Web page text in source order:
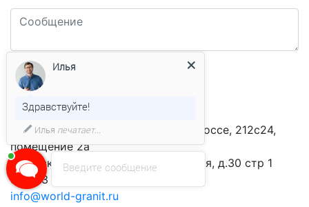
Принимаю условия
конфиденциальности
Контакты
г. Санкт-Петербург, Выборгское шоссе, 212с24,
помещение 2а
г. Москва. Фрунзенская набережная, д.30 стр 1
офис 3
info@world-granit.ru
Введите сообщение
Илья
Здравствуйте!
Илья печатает...